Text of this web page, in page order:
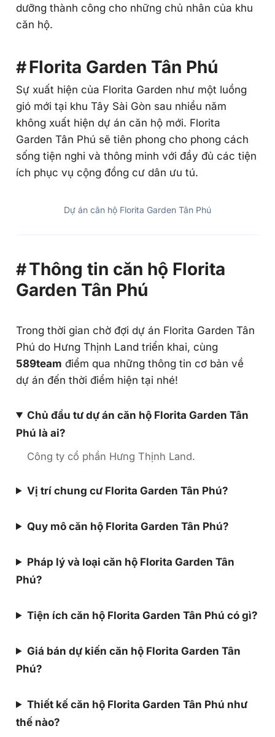
dưỡng thành công cho những chủ nhân của khu
căn hộ.
Florita Garden Tân Phú
Sự xuất hiện của Florita Garden như một luồng
gió mới tại khu Tây Sài Gòn sau nhiều năm
không xuất hiện dự án căn hộ mới. Florita
Garden Tân Phú sẽ tiên phong cho phong cách
sống tiện nghi và thông minh với đầy đủ các tiện
ích phục vụ cộng đồng cư dân ưu tú.
Dự án căn hộ Florita Garden Tân Phú
Thông tin căn hộ Florita
Garden Tân Phú
Trong thời gian chờ đợi dự án Florita Garden Tân
Phú do Hưng Thịnh Land triển khai, cùng
589team điểm qua những thông tin cơ bản về
dự án đến thời điểm hiện tại nhé!
Chủ đầu tư dự án căn hộ Florita Garden Tân
Phú là ai?
Công ty cổ phần Hưng Thịnh Land.
Vị trí chung cư Florita Garden Tân Phú?
Quy mô căn hộ Florita Garden Tân Phú?
Pháp lý và loại căn hộ Florita Garden Tân
Phú?
Tiện ích căn hộ Florita Garden Tân Phú có gì?
Giá bán dự kiến căn hộ Florita Garden Tân
Phú?
Thiết kế căn hộ Florita Garden Tân Phú như
thế nào?